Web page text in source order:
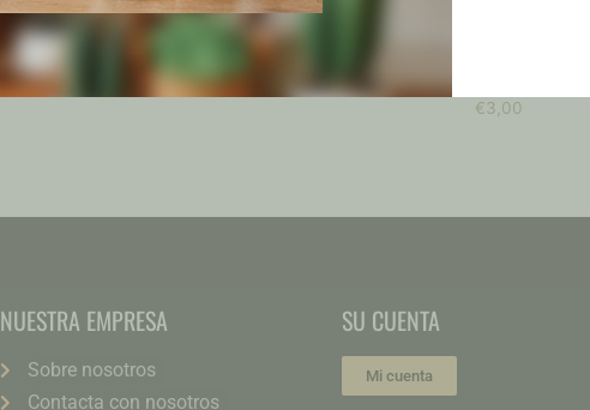
Euphorbia obesa
3,00
€3,00
NUESTRA EMPRESA
Sobre nosotros
Contacta con nosotros
SU CUENTA
Mi cuenta